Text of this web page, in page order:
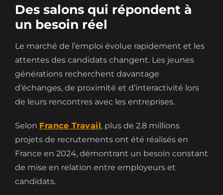
Des salons qui répondent à
un besoin réel
Le marché de l’emploi évolue rapidement et les
attentes des candidats changent. Les jeunes
générations recherchent davantage
d’échanges, de proximité et d’interactivité lors
de leurs rencontres avec les entreprises.
Selon France Travail, plus de 2.8 millions
projets de recrutements ont été réalisés en
France en 2024, démontrant un besoin constant
de mise en relation entre employeurs et
candidats.